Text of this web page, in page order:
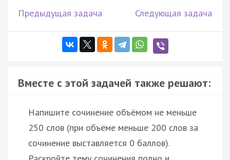
Предыдущая задача Следующая задача
Вместе с этой задачей также решают:
Напишите сочинение объёмом не меньше
250 слов (при объёме меньше 200 слов за
сочинение выставляется 0 баллов).